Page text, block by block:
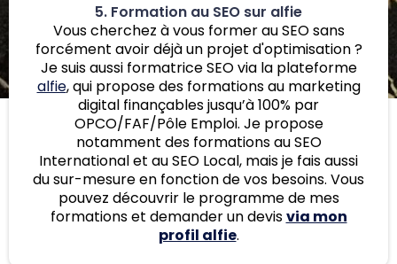
5. Formation au SEO sur alfie
Vous cherchez à vous former au SEO sans
forcément avoir déjà un projet d'optimisation ?
Je suis aussi formatrice SEO via la plateforme
alfie, qui propose des formations au marketing
digital finançables jusqu’à 100% par
OPCO/FAF/Pôle Emploi. Je propose
notamment des formations au SEO
International et au SEO Local, mais je fais aussi
du sur-mesure en fonction de vos besoins. Vous
pouvez découvrir le programme de mes
formations et demander un devisvia mon
profil alfie.